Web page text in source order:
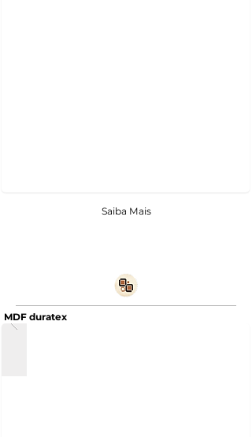
Saiba Mais
MDF duratex